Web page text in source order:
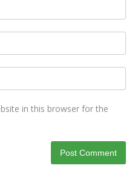
in this browser for the